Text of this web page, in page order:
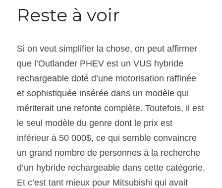
Reste à voir
Si on veut simplifier la chose, on peut affirmer
que l’Outlander PHEV est un VUS hybride
rechargeable doté d’une motorisation raffinée
et sophistiquée insérée dans un modèle qui
mériterait une refonte complète. Toutefois, il est
le seul modèle du genre dont le prix est
inférieur à 50 000$, ce qui semble convaincre
un grand nombre de personnes à la recherche
d’un hybride rechargeable dans cette catégorie.
Et c’est tant mieux pour Mitsubishi qui avait